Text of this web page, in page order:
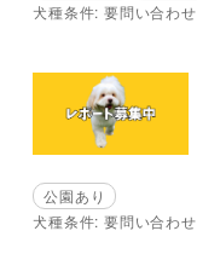
犬種条件: 要問い合わせ
公園あり
犬種条件: 要問い合わせ